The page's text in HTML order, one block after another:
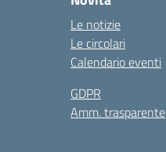
Le notizie
Le circolari
Calendario eventi
GDPR
Amm. trasparente